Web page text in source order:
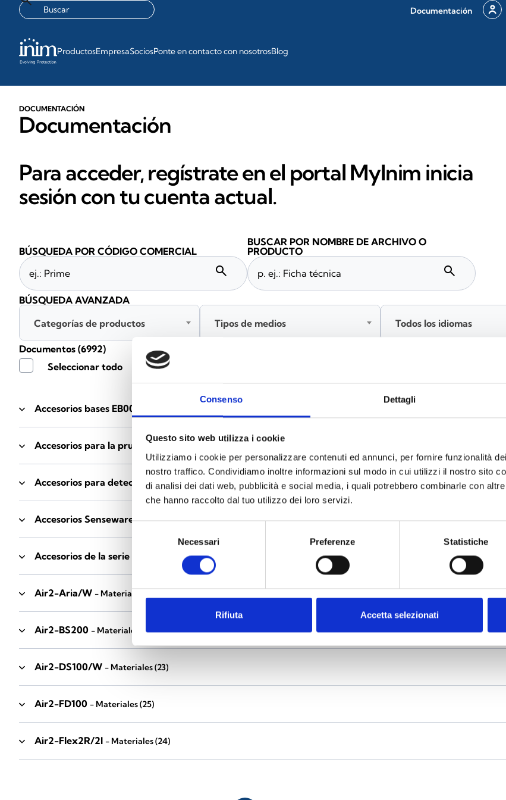
Consenso Dettagli
Questo sito web utilizza i cookie
Utilizziamo i cookie per personalizzare contenuti ed annunci, per fornire funzionalità
nostro traffico. Condividiamo inoltre informazioni sul modo in cui utilizzi il nostro sito
di analisi dei dati web, pubblicità e social media, i quali potrebbero combinarle con
che hanno raccolto dal tuo utilizzo dei loro servizi.
Necessari Preferenze Statistiche
Rifiuta Accetta selezionati
Documentación
ProductosEmpresaSociosPonte en contacto con nosotrosBlog
DOCUMENTACIÓN
Documentación
Para acceder, regístrate en el portal MyInim inicia
sesión con tu cuenta actual.
Accesorios bases EB00
Accesorios para la prueba de detectores
Accesorios para detectores Enea - Materiales(35)
Accesorios Senseware - Materiales(2)
Accesorios de la serie Industrial - Materiales
Air2-Aria/W - Materiales
Air2-BS200 - Materiales (34)
Air2-DS100/W - Materiales(23)
Air2-FD100 - Materiales(25)
Air2-Flex2R/2I - Materiales(24)
Documentos (6992)
Seleccionar todo
BÚSQUEDA POR CÓDIGO COMERCIAL
search
BUSCAR POR NOMBRE DE ARCHIVO O
PRODUCTO
search
BÚSQUEDA AVANZADA
Categorías de productos
Tipos de medios Todos los idiomas